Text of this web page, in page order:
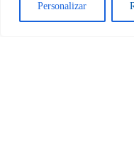
Personalizar